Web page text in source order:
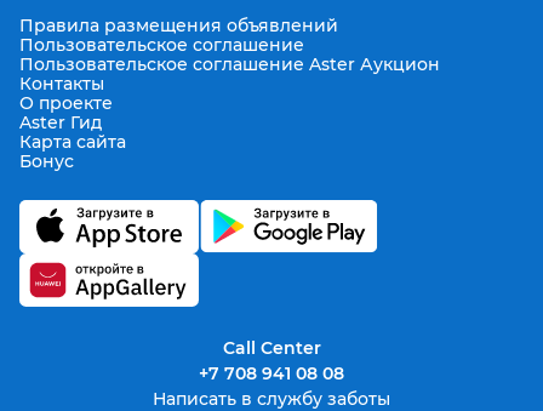
Правила размещения объявлений
Пользовательское соглашение
Пользовательское соглашение Aster Аукцион
Контакты
О проекте
Aster Гид
Карта сайта
Бонус
Call Center
+7 708 941 08 08
Написать в службу заботы